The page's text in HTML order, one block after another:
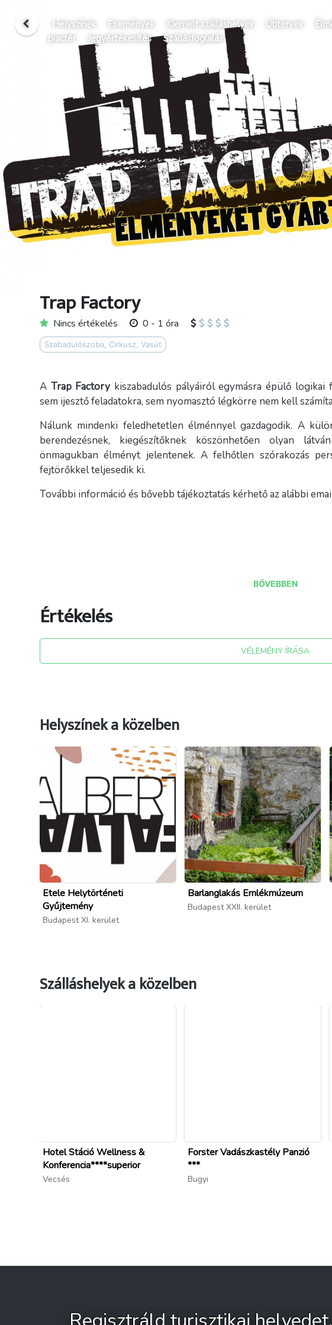
Helyszínek Események Kiemelt szálláshelyek Útitervek
piactér
Jegyértékesítés Szállásfoglalás
Trap Factory
Nincs értékelés 0 - 1 óra
Szabadulószoba, Cirkusz, Vasút
A Trap Factory kiszabadulós pályáiról egymásra épülő
sem ijesztő feladatokra, sem nyomasztó légkörre nem kell
Nálunk mindenki feledhetetlen élménnyel gazdagodik. A
berendezésnek, kiegészítőknek köszönhetően olyan
önmagukban élményt jelentenek. A felhőtlen szórakozás
fejtörőkkel teljesedik ki.
További információ és bővebb tájékoztatás kérhető az alábbi
forrás: topfactory.hu
BŐVEBBEN
Értékelés
VÉLEMÉNY ÍRÁSA
Helyszínek a közelben
Etele Helytörténeti
Gyűjtemény
Budapest XI. kerület
Barlanglakás Emlékmúzeum
Budapest XXII. kerület
Szálláshelyek a közelben
Hotel Stáció Wellness &
Konferencia****superior
Vecsés
Forster Vadászkastély Panzió
***
Bugyi